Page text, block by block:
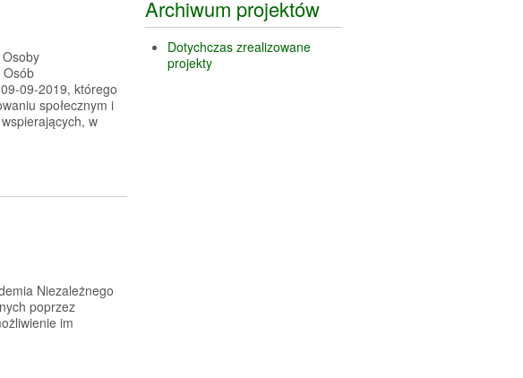
Osób
09-2019, którego
społecznym i
w
Niezależnego
poprzez
im
Archiwum projektów
Dotychczas zrealizowane
projekty